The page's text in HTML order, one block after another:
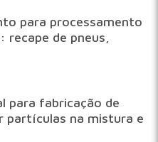
para processamento
de pneus,
para fabricação de
partículas na mistura e